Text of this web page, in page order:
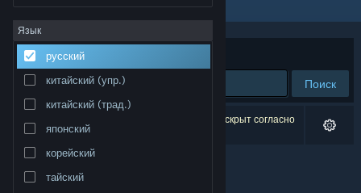
Информация
Поддержка
Изменить язык
Полная версия
Язык
русский
китайский (упр.)
китайский (трад.)
японский
корейский
тайский
Сортировать по
Поиск
Результатов по вашему запросу: 0. 1 продукт скрыт согласно
вашим настройкам.